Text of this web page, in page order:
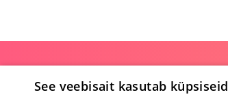
See veebisait kasutab küpsiseid